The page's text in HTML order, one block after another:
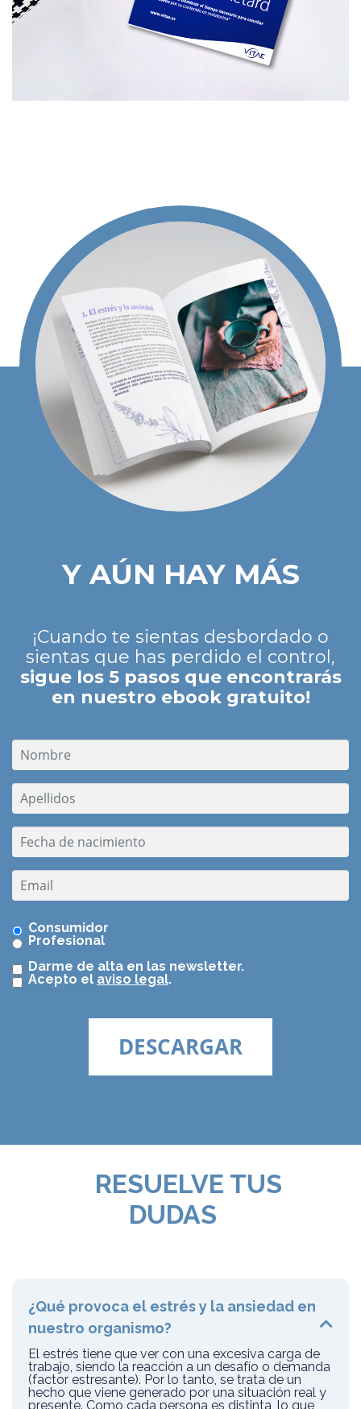
Y AÚN HAY MÁS
¡Cuando te sientas desbordado o
sientas que has perdido el control,
sigue los 5 pasos que encontrarás
en nuestro ebook gratuito!
Consumidor
Profesional
Darme de alta en las newsletter.
Acepto el aviso legal.
RESUELVE TUS
DUDAS
¿Qué provoca el estrés y la ansiedad en
nuestro organismo?
El estrés tiene que ver con una excesiva carga de
trabajo, siendo la reacción a un desafío o demanda
(factor estresante). Por lo tanto, se trata de un
hecho que viene generado por una situación real y
presente. Como cada persona es distinta, lo que